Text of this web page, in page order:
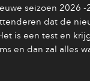
seizoen 2026 -
dat de
is een test en
en dan zal alles